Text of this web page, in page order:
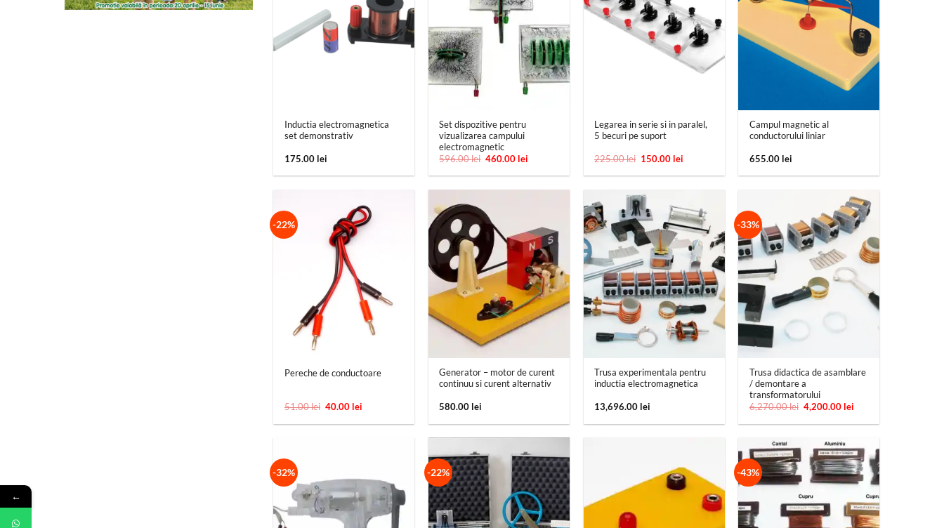
Inductia electromagnetica
set demonstrativ
175.00 lei
Set dispozitive pentru
vizualizarea campului
electromagnetic
596.00lei Prețul
a
596.00 lei.
460.00 lei
este:
Legarea in serie si in paralel,
5 becuri pe suport
225.00lei Prețul
a
150.00 leiPrețul
este:
Campul magnetic al
conductorului liniar
655.00 lei
-22%
Pereche de conductoare
51.00lei Prețul
a
40.00 leiPrețul
este:
Generator – motor de curent
continuu si curent alternativ
580.00 lei
+
Trusa experimentala pentru
inductia electromagnetica
13,696.00 lei
-33%
+
Trusa didactica de asamblare
/ demontare a
transformatorului
6,270.00lei Prețul
inițial
a
6,270.00 lei.
4,200.00 leiPrețul
este:
-32% -22% -43%
←